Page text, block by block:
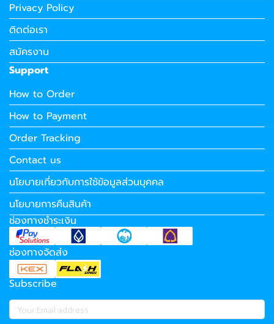
Privacy Policy
ติดต่อเรา
สมัครงาน
Support
How to Order
How to Payment
Order Tracking
Contact us
นโยบายเกี่ยวกับการใช้ข้อมูลส่วนบุคคล
นโยบายการคืนสินค้า
ช่องทางชำระเงิน
ช่องทางจัดส่ง
Subscribe